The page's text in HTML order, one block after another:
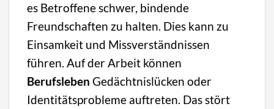
es Betroffene schwer, bindende
Freundschaften zu halten. Dies kann zu
Einsamkeit und Missverständnissen
führen. Auf der Arbeit können
Berufsleben Gedächtnislücken oder
Identitätsprobleme auftreten. Das stört